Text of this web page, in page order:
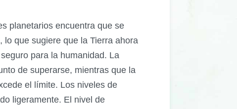
planetarios encuentra que se
que sugiere que la Tierra ahora
para la humanidad. La
de superarse, mientras que la
el límite. Los niveles de
ligeramente. El nivel de